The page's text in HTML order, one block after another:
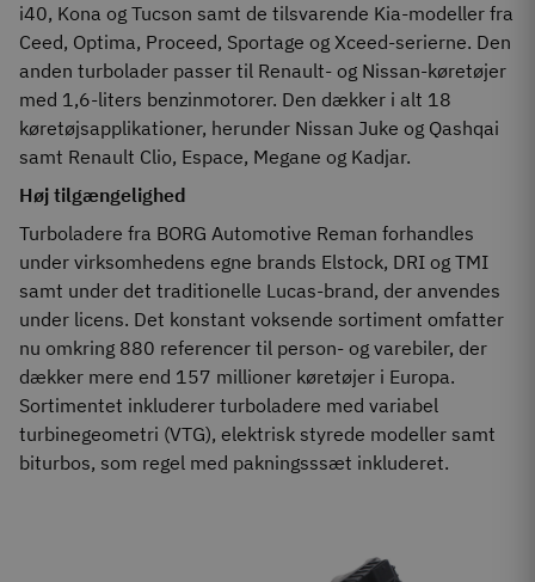
i40, Kona og Tucson samt de tilsvarende Kia-modeller fra
Ceed, Optima, Proceed, Sportage og Xceed-serierne. Den
anden turbolader passer til Renault- og Nissan-køretøjer
med 1,6-liters benzinmotorer. Den dækker i alt 18
køretøjsapplikationer, herunder Nissan Juke og Qashqai
samt Renault Clio, Espace, Megane og Kadjar.
Høj tilgængelighed
Turboladere fra BORG Automotive Reman forhandles
under virksomhedens egne brands Elstock, DRI og TMI
samt under det traditionelle Lucas-brand, der anvendes
under licens. Det konstant voksende sortiment omfatter
nu omkring 880 referencer til person- og varebiler, der
dækker mere end 157 millioner køretøjer i Europa.
Sortimentet inkluderer turboladere med variabel
turbinegeometri (VTG), elektrisk styrede modeller samt
biturbos, som regel med pakningsssæt inkluderet.